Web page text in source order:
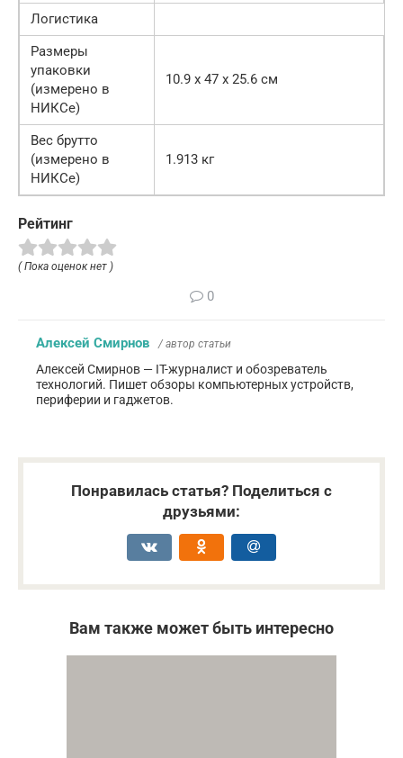
Логистика
Размеры
упаковки
(измерено в
НИКСе)
10.9 x 47 x 25.6 см
Вес брутто
(измерено в
НИКСе)
1.913 кг
Рейтинг
( Пока оценок нет )
0
Алексей Смирнов / автор статьи
Алексей Смирнов — IT-журналист и обозреватель
технологий. Пишет обзоры компьютерных устройств,
периферии и гаджетов.
Понравилась статья? Поделиться с
друзьями:
Вам также может быть интересно